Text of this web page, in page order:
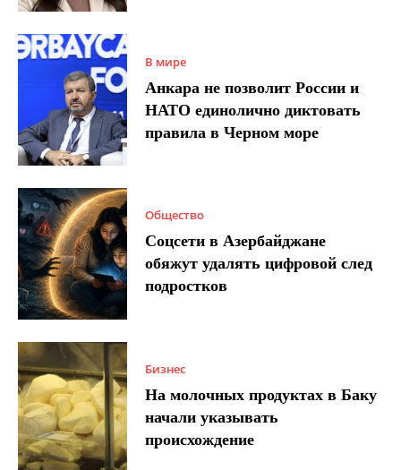
В мире
Анкара не позволит России и
НАТО единолично диктовать
правила в Черном море
Общество
Соцсети в Азербайджане
обяжут удалять цифровой след
подростков
Бизнес
На молочных продуктах в Баку
начали указывать
происхождение